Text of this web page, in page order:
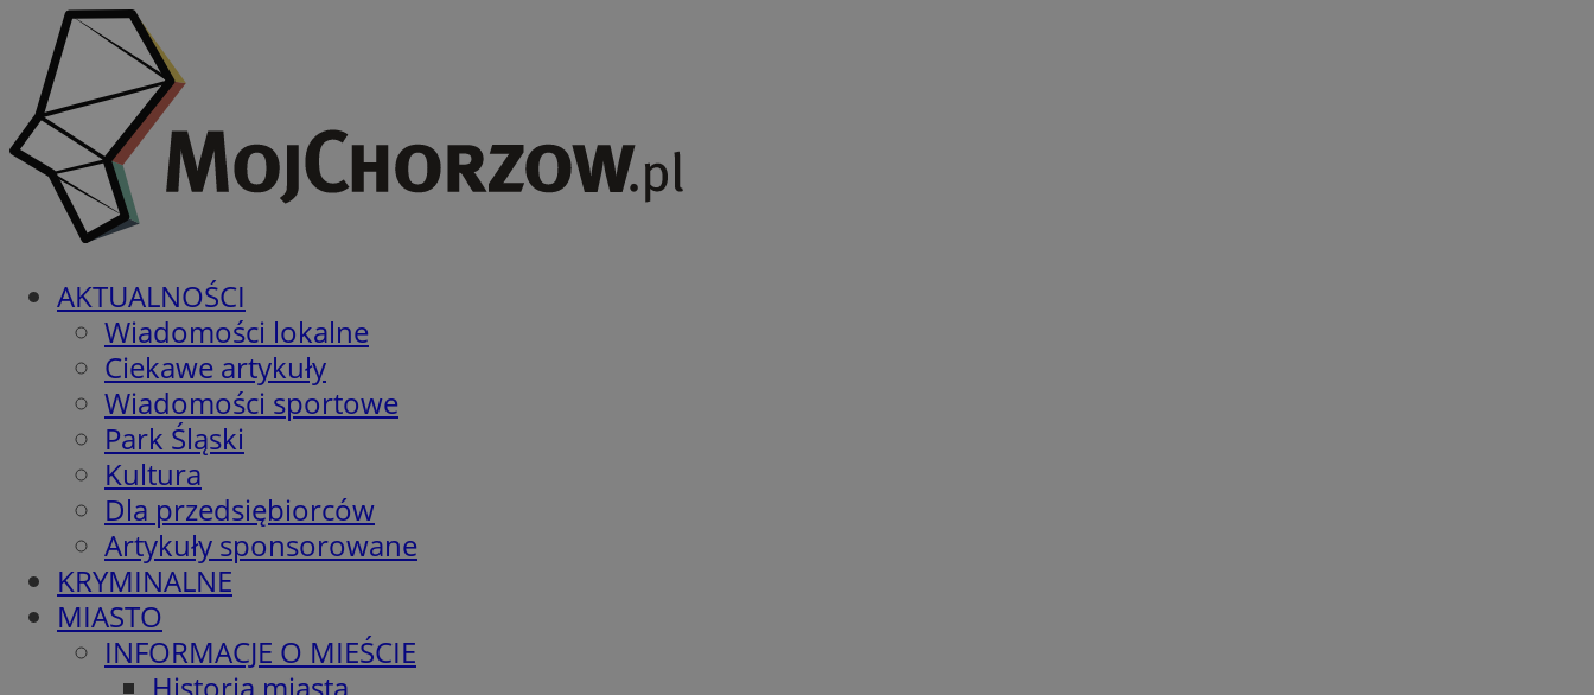
AKTUALNOŚCI
Wiadomości lokalne
Ciekawe artykuły
Wiadomości sportowe
Park Śląski
Kultura
Dla przedsiębiorców
Artykuły sponsorowane
KRYMINALNE
MIASTO
INFORMACJE O MIEŚCIE
Historia miasta